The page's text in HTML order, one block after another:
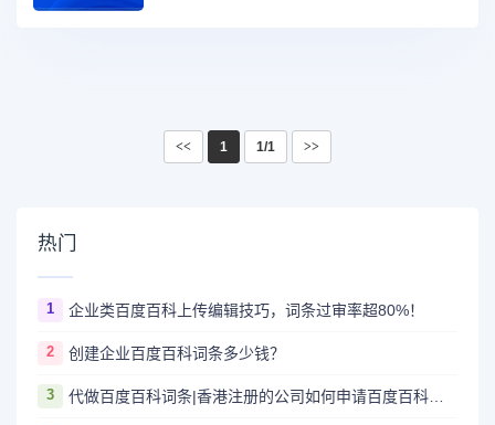
<< 1 1/1 >>
热门
1 企业类百度百科上传编辑技巧，词条过审率超80%！
2 创建企业百度百科词条多少钱？
3 代做百度百科词条|香港注册的公司如何申请百度百科的企业词条？